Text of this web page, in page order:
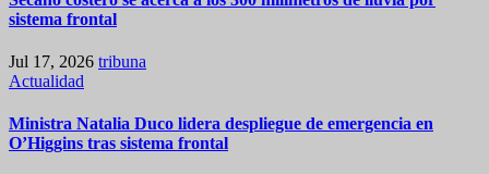
sistema frontal
Jul 17, 2026 tribuna
Actualidad
Ministra Natalia Duco lidera despliegue de emergencia en
O’Higgins tras sistema frontal